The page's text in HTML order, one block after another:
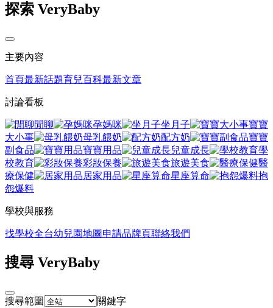
探索 VeryBaby
主要內容
首頁最新話題育兒百科最新文章
討論看板
閒聊 孕媽咪 坐月子
寶寶
大小事
母乳餵奶 配方奶
寶寶
副食品
寶寶用品 兒童成長
學
校教育
彩妝保養 旅遊美食
醫
療保健
居家用品 星座算命
抱
怨爆料
學校與服務
找學校全台幼兒園地圖 申請品牌頁聯絡我們
搜尋 VeryBaby
搜尋範圍 關鍵字